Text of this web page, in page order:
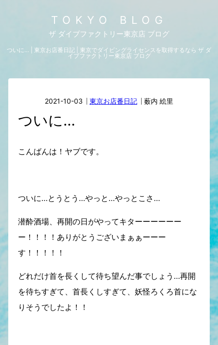
TOKYO BLOG
ザ ダイブファクトリー東京店 ブログ
ついに… | 東京お店番日記 | 東京でダイビングライセンスを取得するなら ザ ダ
イブファクトリー東京店 ブログ
2021-10-03 東京お店番日記 薮内 絵里
ついに…
こんばんは！ヤブです。
ついに…とうとう…やっと…やっとこさ…
潜酔酒場、再開の日がやってキターーーーーー
ー！！！！ありがとうございまぁぁーーー
す！！！！！
どれだけ首を長くして待ち望んだ事でしょう…再開
を待ちすぎて、首長くしすぎて、妖怪ろくろ首にな
りそうでしたよ！！